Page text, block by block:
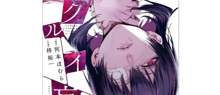
会社情報 採用情報
スクウェア・エニックス サイト内検索